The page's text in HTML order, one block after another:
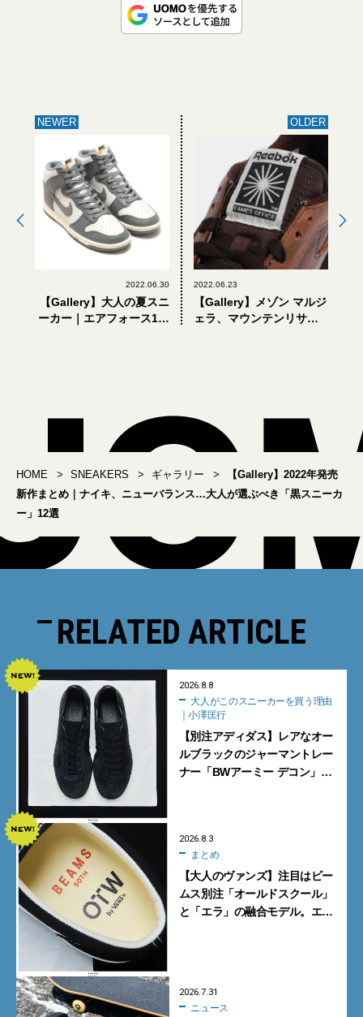
NEWER
2022.06.30
【Gallery】大人の夏スニ
ーカー｜エアフォース1、
OLDER
2022.06.23
【Gallery】メゾン マルジ
ェラ、マウンテンリサー
HOME SNEAKERS ギャラリー
【Gallery】2022年発売
新作まとめ｜ナイキ、ニューバランス…大人が選ぶべき「黒スニーカ
ー」12選
RELATED ARTICLE
2026.8.8
｜小澤匡行
【別注アディダス】レアなオー
ルブラックのジャーマントレー
ナー「BWアーミー デコン」
2026.8.3
まとめ
【大人のヴァンズ】注目はビー
ムス別注「オールドスクール」
と「エラ」の融合モデル。エ
2026.7.31
ニュース